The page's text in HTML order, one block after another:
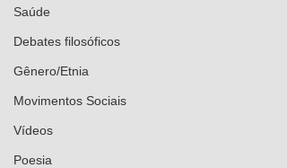
Saúde
Debates filosóficos
Gênero/Etnia
Movimentos Sociais
Vídeos
Poesia